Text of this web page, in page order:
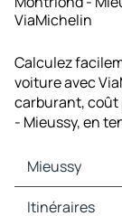
ViaMichelin
Calculez
voiture avec
carburant, coût
- Mieussy, en
Mieussy
Mieussy Cartes
Itinéraires